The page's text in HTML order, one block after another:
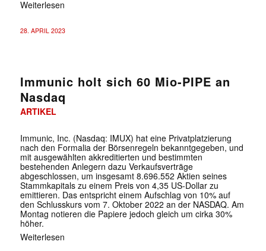
Weiterlesen
28. APRIL 2023
Immunic holt sich 60 Mio-PIPE an
Nasdaq
ARTIKEL
Immunic, Inc. (Nasdaq: IMUX) hat eine Privatplatzierung
nach den Formalia der Börsenregeln bekanntgegeben, und
mit ausgewählten akkreditierten und bestimmten
bestehenden Anlegern dazu Verkaufsverträge
abgeschlossen, um insgesamt 8.696.552 Aktien seines
Stammkapitals zu einem Preis von 4,35 US-Dollar zu
emittieren. Das entspricht einem Aufschlag von 10% auf
den Schlusskurs vom 7. Oktober 2022 an der NASDAQ. Am
Montag notieren die Papiere jedoch gleich um cirka 30%
höher.
Weiterlesen